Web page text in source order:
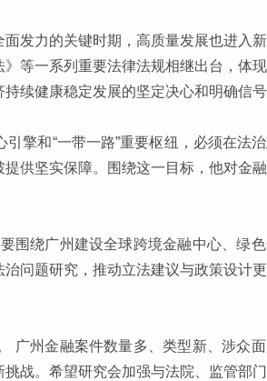
发力的关键时期，高质量发展也进入新
等一系列重要法律法规相继出台，体
续健康稳定发展的坚定决心和明确信号
擎和“一带一路”重要枢纽，必须在法
供坚实保障。围绕这一目标，他对金
围绕广州建设全球跨境金融中心、绿
问题研究，推动立法建议与政策设计更
广州金融案件数量多、类型新、涉众
战。希望研究会加强与法院、监管部